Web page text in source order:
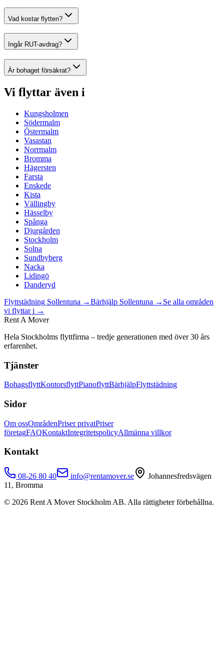
Vad kostar flytten?
Ingår RUT-avdrag?
Är bohaget försäkrat?
Vi flyttar även i
Kungsholmen
Södermalm
Östermalm
Vasastan
Norrmalm
Bromma
Hägersten
Farsta
Enskede
Kista
Vällingby
Hässelby
Spånga
Djurgården
Stockholm
Solna
Sundbyberg
Nacka
Lidingö
Danderyd
Flyttstädning Sollentuna →Bärhjälp Sollentuna → Se alla områden
vi flyttar i →
Rent A Mover
Hela Stockholms flyttfirma – tredje generationen med över 30 års
erfarenhet.
Tjänster
BohagsflyttKontorsflyttPianoflyttBärhjälpFlyttstädning
Sidor
Om ossOmrådenPriser privatPriser
företagFAQKontaktIntegritetspolicyAllmänna villkor
Kontakt
08-26 80 40 info@rentamover.se
Johannesfredsvägen
11, Bromma
© 2026 Rent A Mover Stockholm AB. Alla rättigheter förbehållna.